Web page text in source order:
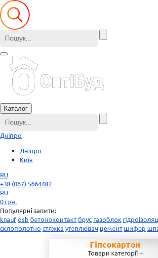
Каталог
Дніпро
Дніпро
Київ
RU
+38 (067) 5664482
RU
0 грн.
Популярні запити:
knaufosb бетоноконтактбрус газоблок
склополотно стяжка утеплювач цемент шифер
Гіпсокартон
Товари категорії +